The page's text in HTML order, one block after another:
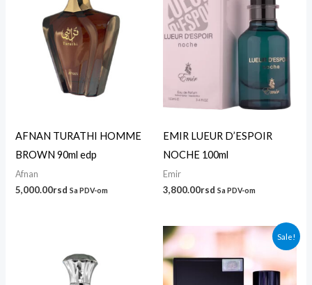
AFNAN TURATHI HOMME
BROWN 90ml edp
Afnan
5,000.00rsd Sa PDV-om
EMIR LUEUR D’ESPOIR
NOCHE 100ml
Emir
3,800.00rsd Sa PDV-om
Sale!
Originalna
cena
je
bila:
4,600.00rsd.
Trenutna
cena